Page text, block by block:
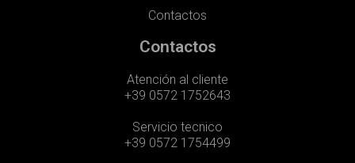
Contactos
Contactos
Atención al cliente
+39 0572 1752643
Servicio tecnico
+39 0572 1754499